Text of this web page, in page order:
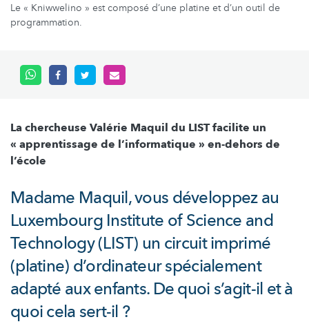
Le « Kniwwelino » est composé d’une platine et d’un outil de
programmation.
La chercheuse Valérie Maquil du LIST facilite un
« apprentissage de l’informatique » en-dehors de
l’école
Madame Maquil, vous développez au
Luxembourg Institute of Science and
Technology (LIST) un circuit imprimé
(platine) d’ordinateur spécialement
adapté aux enfants. De quoi s’agit-il et à
quoi cela sert-il ?